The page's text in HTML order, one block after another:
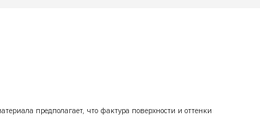
предполагает, что фактура поверхности и оттенки